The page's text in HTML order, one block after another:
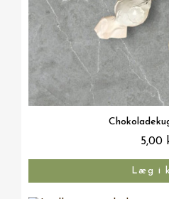
Vis
5,00
Læg i